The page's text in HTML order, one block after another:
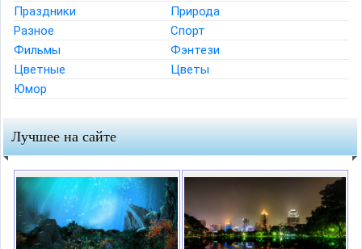
Праздники
Природа
Разное
Спорт
Фильмы
Фэнтези
Цветные
Цветы
Юмор
Лучшее на сайте